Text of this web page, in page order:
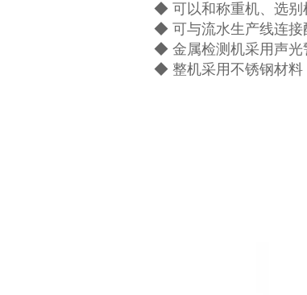
◆ 可以和称重机、选别
◆ 可与流水生产线连接
◆ 金属检测机采用声光
◆ 整机采用不锈钢材料